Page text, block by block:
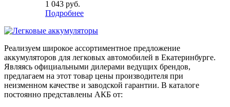
1 043 руб.
Подробнее
Реализуем широкое ассортиментное предложение
аккумуляторов для легковых автомобилей в Екатеринбурге.
Являясь официальными дилерами ведущих брендов,
предлагаем на этот товар цены производителя при
неизменном качестве и заводской гарантии. В каталоге
постоянно представлены АКБ от: